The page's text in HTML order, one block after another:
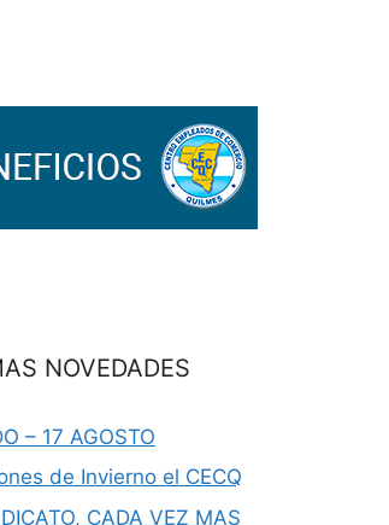
NOVEDADES
– 17 AGOSTO
de Invierno el CECQ
CADA VEZ MAS